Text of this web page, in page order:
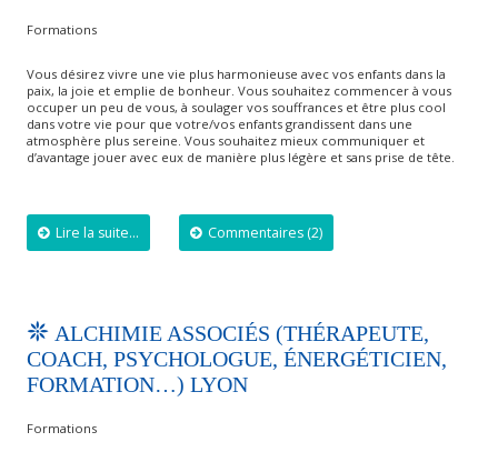
Formations
Vous désirez vivre une vie plus harmonieuse avec vos enfants dans la
paix, la joie et emplie de bonheur. Vous souhaitez commencer à vous
occuper un peu de vous, à soulager vos souffrances et être plus cool
dans votre vie pour que votre/vos enfants grandissent dans une
atmosphère plus sereine. Vous souhaitez mieux communiquer et
d’avantage jouer avec eux de manière plus légère et sans prise de tête.
Lire la suite... Commentaires (2)
ALCHIMIE ASSOCIÉS (THÉRAPEUTE,
COACH, PSYCHOLOGUE, ÉNERGÉTICIEN,
FORMATION…) LYON
Formations